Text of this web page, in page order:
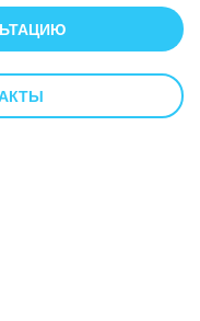
SEO, контекстная